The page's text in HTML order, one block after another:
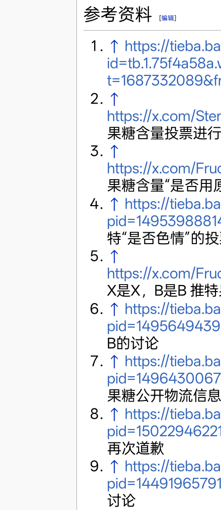
参考资料 [编辑]
↑ https://
↑
https://x.com/
果糖含量投票进
↑
https://x.com/
果糖含量“是否用
↑ https://
特“是否色情”的
↑
https://x.com/
X是X，B是B 推
↑ https://
B的讨论
↑ https://
果糖公开物流信息
↑ https://
再次道歉
↑ https://
讨论